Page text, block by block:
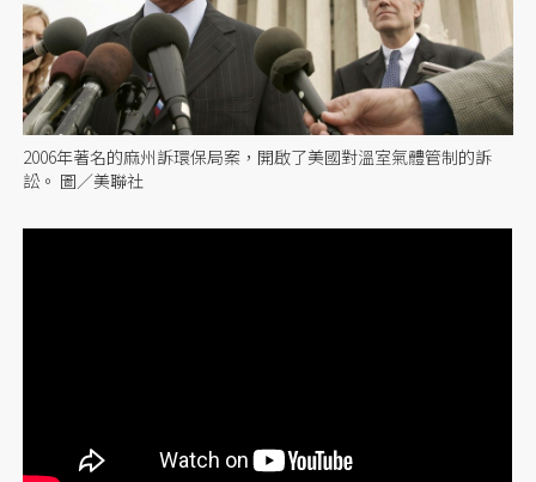
2006年著名的麻州訴環保局案，開啟了美國對溫室氣體管制的訴
訟。 圖／美聯社